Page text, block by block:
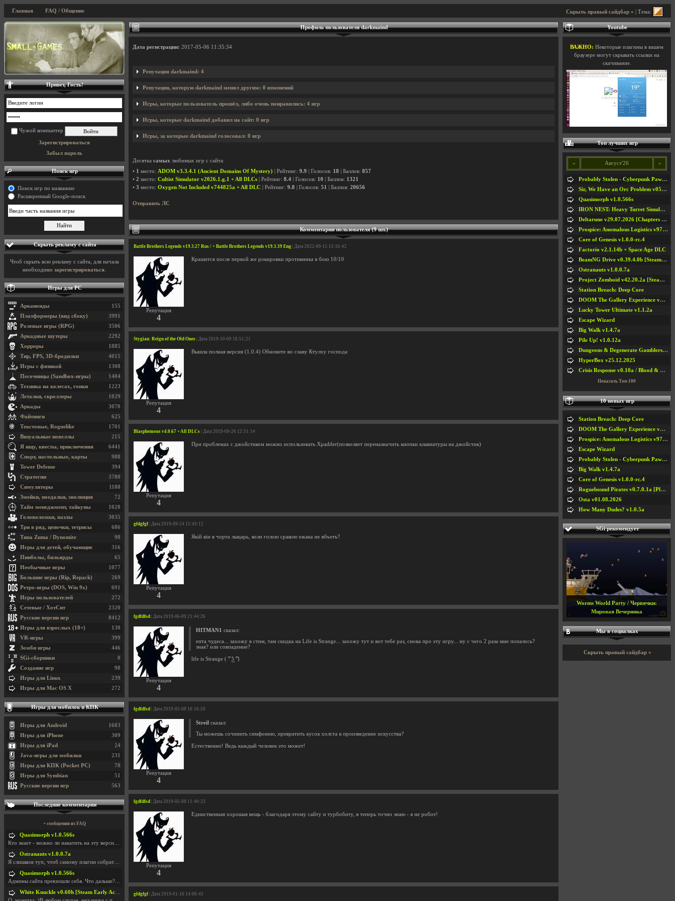
Скрыть правый сайдбар » | Тема:
Главная FAQ / Общение
Профиль пользователя darkmaind
Дата регистрации: 2017-05-06 11:35:34
Репутация darkmaind: 4
Репутация, которую darkmaind менял другим: 0 изменений
Игры, которые пользователь прошёл, либо очень понравились: 4 игр
Игры, которые darkmaind добавил на сайт: 0 игр
Игры, за которые darkmaind голосовал: 0 игр
Десятка самых любимых игр с сайта:
• 1 место: ADOM v3.3.4.1 (Ancient Domains Of Mystery) | Рейтинг: 9.9 | Голосов: 18 | Баллов: 857
• 2 место: Cultist Simulator v2026.1.g.1 + All DLCs | Рейтинг: 8.4 | Голосов: 10 | Баллов: 1321
• 3 место: Oxygen Not Included v744825a + All DLC | Рейтинг: 9.8 | Голосов: 51 | Баллов: 20656
Отправить ЛС
Комментарии пользователя (9 шт.)
Battle Brothers Legends v19.3.27 Rus / + Battle Brothers Legends v19.3.39 Eng | Дата 2022-09-15 13:16:42
Репутация
4
Крашится после первой же рокировки противника в бою 10/10
Stygian: Reign of the Old Ones | Дата 2019-10-09 16:51:21
Репутация
4
Вышла полная версия (1.0.4) Обновите во славу Ктулху господа
Blasphemous v4.0.67 + All DLCs | Дата 2019-09-26 12:51:14
Репутация
4
При проблемах с джойстиком можно использовать Xpadder(позволяет переназначить кнопки клавиатуры на джойстик)
gfdgfgf | Дата 2019-09-24 15:43:12
Репутация
4
Якiй вiн в чорта лыцарь, коли голою сракою ежака не вбъеть?
fgdfdfsd | Дата 2019-06-09 21:44:26
Репутация
4
HITMAN1 сказал:
епта чудеса... захожу в стим, там скидка на Life is Strange... захожу тут и вот тебе раз, снова про эту игру... ну с чего 2 раза мне попалось?
знак? или совпадение?
life is Strange ( ͡° ͜ʖ ͡°)
fgdfdfsd | Дата 2019-05-08 16:16:50
Репутация
4
Streil сказал:
Ты можешь сочинить симфонию, превратить кусок холста в произведение искусства?
Естественно! Ведь каждый человек это может!
fgdfdfsd | Дата 2019-05-08 11:40:23
Репутация
4
Единственная хорошая вещь - благодаря этому сайту и турбобиту, я теперь точно знаю - я не робот!
gfdgfgf | Дата 2019-01-16 14:00:43
Привет, Гость!
Чужой компьютер
Зарегистрироваться
Забыл пароль
Поиск игр
Поиск игр по названию
Расширенный Google-поиск
Скрыть рекламу с сайта
Чтоб скрыть всю рекламу с сайта, для начала
необходимо зарегистрироваться
Игры для PC
155
Арканоиды
3991
Платформеры (вид сбоку)
3506
Ролевые игры (RPG)
2292
Аркадные шутеры
1885
Хорроры
4015
Тир, FPS, 3D-бродилки
1308
Игры с физикой
1404
Песочницы (Sandbox-игры)
1223
Техника на колесах, гонки
1029
Леталки, скроллеры
3070
Аркады
625
Файтинги
1701
Текстовые, Roguelike
215
Визуальные новеллы
6441
Я ищу, квесты, приключения
988
Спорт, настольные, карты
394
Tower Defense
3780
Стратегии
1188
Симуляторы
72
Змейки, поедалки, эволюция
1020
Тайм менеджмент, тайкуны
3035
Головоломки, пазлы
686
Три в ряд, цепочки, тетрисы
98
Типа Zuma / Dynomite
316
Игры для детей, обучающие
65
Пинболы, бильярды
1077
Необычные игры
269
Большие игры (Rip, Repack)
691
Ретро-игры (DOS, Win 9x)
272
Игры пользователей
2320
Сетевые / ХотСит
8412
Русские версии игр
130
Игры для взрослых (18+)
399
VR-игры
446
Зомби игры
0
SGi-сборники
98
Создание игр
239
Игры для Linux
272
Игры для Mac OS X
Игры для мобилок и КПК
1683
Игры для Android
309
Игры для iPhone
24
Игры для iPad
231
Java-игры для мобилки
78
Игры для КПК (Pocket PC)
51
Игры для Symbian
563
Русские версии игр
Последние комментарии
+ сообщения из FAQ
Quasimorph v1.0.566s
Кто знает - можно ли накатить на эту версию моды?
Ostranauts v1.0.0.7a
Я слишком туп, чтоб самому плагин собрать. И что-т
Quasimorph v1.0.566s
Админы сайта превзошли себя. Что дальше? Засунь се
White Knuckle v0.60h [Steam Early Access]
Youtube
ВАЖНО: Некоторые плагины в вашем
браузере могут скрывать ссылки на
скачивание.
Топ лучших игр
« Август'26 »
Probably Stolen - Cyberpunk Pawnshop Simulator v048c [Playtest]
Sir, We Have an Orc Problem v05.08.2026
Quasimorph v1.0.566s
IRON NEST: Heavy Turret Simulator v1.0a
Deltarune v29.07.2026 [Chapters 1-5] / + RUS [Chapters 1-5]
Prospice: Anomalous Logistics v97 [Playtest]
Core of Genesis v1.0.0-rc.4
Factorio v2.1.14b + Space Age DLC
BeamNG Drive v0.39.4.0b [Steam Early Access]
Ostranauts v1.0.0.7a
Project Zomboid v42.20.2a [Steam Early Access]
Station Breach: Deep Core
DOOM The Gallery Experience v1.4.2
Lucky Tower Ultimate v1.1.2a
Escape Wizard
Big Walk v1.4.7a
Pile Up! v1.0.12a
Dungeons & Degenerate Gamblers v2.0.2a
HyperBox v25.12.2025
Crisis Response v0.10a / Blood & Bullet
Показать Топ-100
10 новых игр
Station Breach: Deep Core
DOOM The Gallery Experience v1.4.2
Prospice: Anomalous Logistics v97 [Playtest]
Escape Wizard
Probably Stolen - Cyberpunk Pawnshop Simulator v048c [Playtest]
Big Walk v1.4.7a
Core of Genesis v1.0.0-rc.4
Roguebound Pirates v0.7.0.1a [Playtest]
Osta v01.08.2026
How Many Dudes? v1.0.5a
SGi рекомендует
Worms World Party / Червячки:
Мировая Вечеринка
Мы в социалках
Скрыть правый сайдбар »